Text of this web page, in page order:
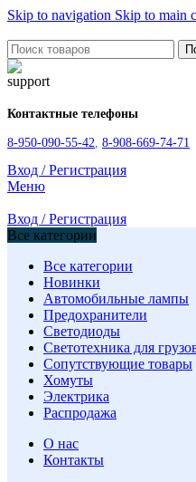
Skip to navigation Skip to main
Контактные телефоны
8-950-090-55-42, 8-908-669-74-71
Вход / Регистрация
Меню
Вход / Регистрация
Все категории
Все категории
Новинки
Автомобильные лампы
Предохранители
Светодиоды
Светотехника для
Сопутствующие товары
Хомуты
Электрика
Распродажа
О нас
Контакты